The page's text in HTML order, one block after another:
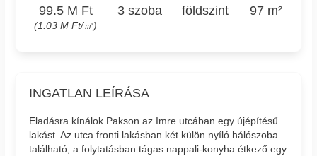
99.5 M Ft
(1.03 M Ft/㎡)
3 szoba földszint 97 m²
INGATLAN LEÍRÁSA
Eladásra kínálok Pakson az Imre utcában egy újépítésű
lakást. Az utca fronti lakásban két külön nyíló hálószoba
található, a folytatásban tágas nappali-konyha étkező egy